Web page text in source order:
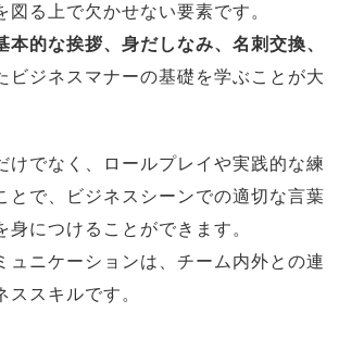
図る上で欠かせない要素です。
本的な挨拶、身だしなみ、名刺交換、
ビジネスマナーの基礎を学ぶことが大
けでなく、ロールプレイや実践的な練
とで、ビジネスシーンでの適切な言葉
身につけることができます。
ュニケーションは、チーム内外との連
ススキルです。